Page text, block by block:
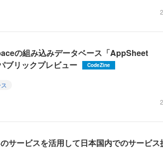
の組み込みデータベース「AppSheet
ブリックプレビュー
CodeZine
サービスを活用して日本国内でのサービス